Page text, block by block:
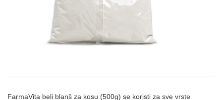
FarmaVita beli blanš za kosu (500g) se koristi za sve vrste